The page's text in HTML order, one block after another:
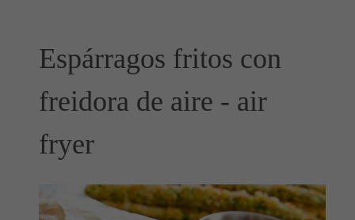
Espárragos fritos con
freidora de aire - air
fryer